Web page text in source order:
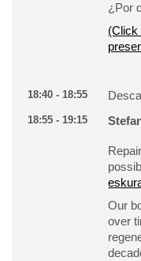
¿Por
(Click
18:40 - 18:55
18:55 - 19:15
Our
over